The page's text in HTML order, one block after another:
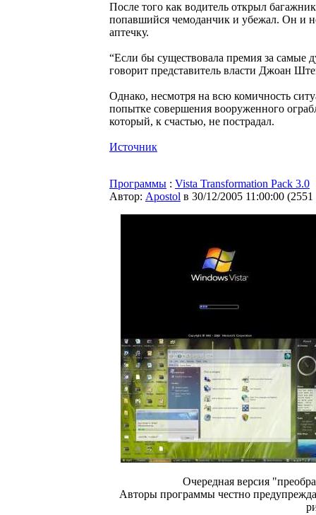
После того как водитель открыл
попавшийся чемоданчик и убежал. Он и
аптечку.
“Если бы существовала премия за самые
говорит представитель власти Джоан
Однако, несмотря на всю комичность
попытке совершения вооруженного
который, к счастью, не пострадал.
Источник
Программы : Vista Transformation Pack 3.0
Автор: Apostol в 30/12/2005 11:00:00 (
Очередная версия
Авторы программы честно